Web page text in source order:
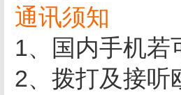
通讯须知
1、国内手机若
2、拨打及接听